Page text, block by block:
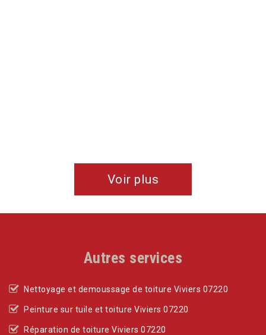
Voir plus
Autres services
Nettoyage et demoussage de toiture Viviers 07220
Peinture sur tuile et toiture Viviers 07220
Réparation de toiture Viviers 07220